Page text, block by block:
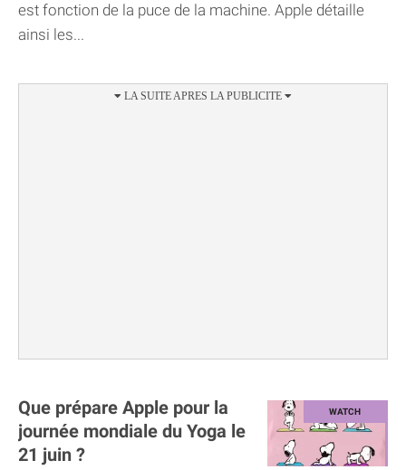
est fonction de la puce de la machine. Apple détaille
ainsi les...
Que prépare Apple pour la
journée mondiale du Yoga le
21 juin ?